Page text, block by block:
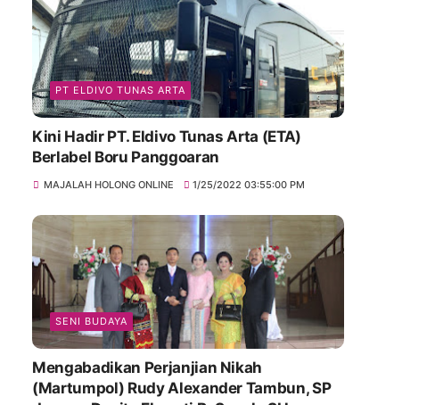
PT ELDIVO TUNAS ARTA
Kini Hadir PT. Eldivo Tunas Arta (ETA)
Berlabel Boru Panggoaran
MAJALAH HOLONG ONLINE 1/25/2022 03:55:00 PM
SENI BUDAYA
Mengabadikan Perjanjian Nikah
(Martumpol) Rudy Alexander Tambun, SP